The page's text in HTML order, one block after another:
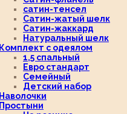
сатин-тенсел
Сатин-жатый шелк
Сатин-жаккард
Натуральный шелк
Комплект с одеялом
1,5 спальный
Евро стандарт
Семейный
Детский набор
Наволочки
Простыни